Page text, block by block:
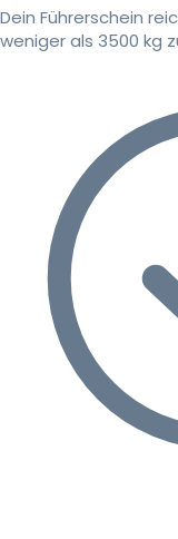
Dein Führerschein
weniger als 3500 kg